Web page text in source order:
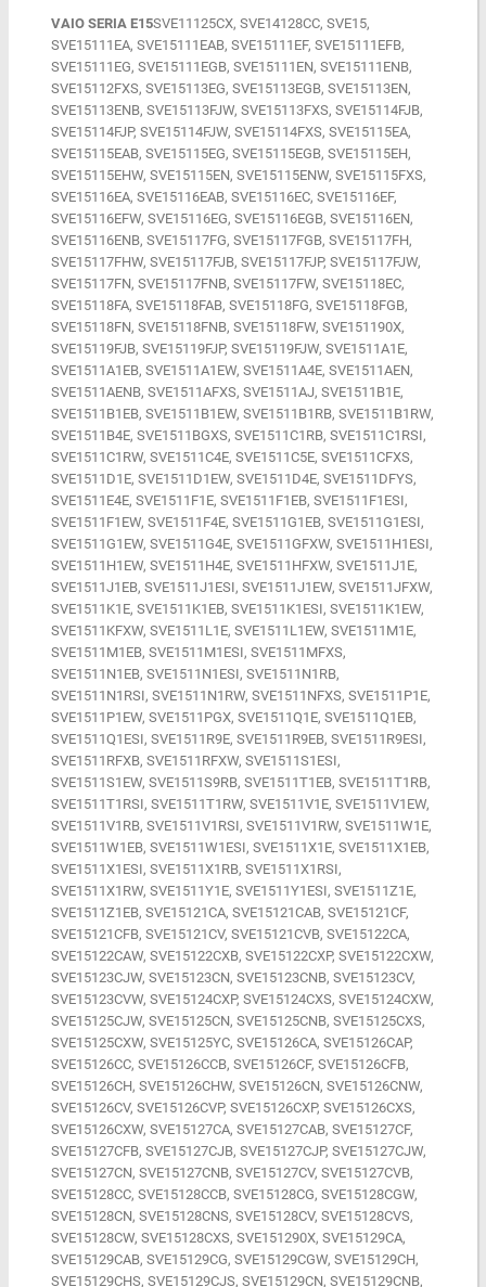
VAIO SERIA E15SVE11125CX, SVE14128CC, SVE15,
SVE15111EA, SVE15111EAB, SVE15111EF, SVE15111EFB,
SVE15111EG, SVE15111EGB, SVE15111EN, SVE15111ENB,
SVE15112FXS, SVE15113EG, SVE15113EGB, SVE15113EN,
SVE15113ENB, SVE15113FJW, SVE15113FXS, SVE15114FJB,
SVE15114FJP, SVE15114FJW, SVE15114FXS, SVE15115EA,
SVE15115EAB, SVE15115EG, SVE15115EGB, SVE15115EH,
SVE15115EHW, SVE15115EN, SVE15115ENW, SVE15115FXS,
SVE15116EA, SVE15116EAB, SVE15116EC, SVE15116EF,
SVE15116EFW, SVE15116EG, SVE15116EGB, SVE15116EN,
SVE15116ENB, SVE15117FG, SVE15117FGB, SVE15117FH,
SVE15117FHW, SVE15117FJB, SVE15117FJP, SVE15117FJW,
SVE15117FN, SVE15117FNB, SVE15117FW, SVE15118EC,
SVE15118FA, SVE15118FAB, SVE15118FG, SVE15118FGB,
SVE15118FN, SVE15118FNB, SVE15118FW, SVE151190X,
SVE15119FJB, SVE15119FJP, SVE15119FJW, SVE1511A1E,
SVE1511A1EB, SVE1511A1EW, SVE1511A4E, SVE1511AEN,
SVE1511AENB, SVE1511AFXS, SVE1511AJ, SVE1511B1E,
SVE1511B1EB, SVE1511B1EW, SVE1511B1RB, SVE1511B1RW,
SVE1511B4E, SVE1511BGXS, SVE1511C1RB, SVE1511C1RSI,
SVE1511C1RW, SVE1511C4E, SVE1511C5E, SVE1511CFXS,
SVE1511D1E, SVE1511D1EW, SVE1511D4E, SVE1511DFYS,
SVE1511E4E, SVE1511F1E, SVE1511F1EB, SVE1511F1ESI,
SVE1511F1EW, SVE1511F4E, SVE1511G1EB, SVE1511G1ESI,
SVE1511G1EW, SVE1511G4E, SVE1511GFXW, SVE1511H1ESI,
SVE1511H1EW, SVE1511H4E, SVE1511HFXW, SVE1511J1E,
SVE1511J1EB, SVE1511J1ESI, SVE1511J1EW, SVE1511JFXW,
SVE1511K1E, SVE1511K1EB, SVE1511K1ESI, SVE1511K1EW,
SVE1511KFXW, SVE1511L1E, SVE1511L1EW, SVE1511M1E,
SVE1511M1EB, SVE1511M1ESI, SVE1511MFXS,
SVE1511N1EB, SVE1511N1ESI, SVE1511N1RB,
SVE1511N1RSI, SVE1511N1RW, SVE1511NFXS, SVE1511P1E,
SVE1511P1EW, SVE1511PGX, SVE1511Q1E, SVE1511Q1EB,
SVE1511Q1ESI, SVE1511R9E, SVE1511R9EB, SVE1511R9ESI,
SVE1511RFXB, SVE1511RFXW, SVE1511S1ESI,
SVE1511S1EW, SVE1511S9RB, SVE1511T1EB, SVE1511T1RB,
SVE1511T1RSI, SVE1511T1RW, SVE1511V1E, SVE1511V1EW,
SVE1511V1RB, SVE1511V1RSI, SVE1511V1RW, SVE1511W1E,
SVE1511W1EB, SVE1511W1ESI, SVE1511X1E, SVE1511X1EB,
SVE1511X1ESI, SVE1511X1RB, SVE1511X1RSI,
SVE1511X1RW, SVE1511Y1E, SVE1511Y1ESI, SVE1511Z1E,
SVE1511Z1EB, SVE15121CA, SVE15121CAB, SVE15121CF,
SVE15121CFB, SVE15121CV, SVE15121CVB, SVE15122CA,
SVE15122CAW, SVE15122CXB, SVE15122CXP, SVE15122CXW,
SVE15123CJW, SVE15123CN, SVE15123CNB, SVE15123CV,
SVE15123CVW, SVE15124CXP, SVE15124CXS, SVE15124CXW,
SVE15125CJW, SVE15125CN, SVE15125CNB, SVE15125CXS,
SVE15125CXW, SVE15125YC, SVE15126CA, SVE15126CAP,
SVE15126CC, SVE15126CCB, SVE15126CF, SVE15126CFB,
SVE15126CH, SVE15126CHW, SVE15126CN, SVE15126CNW,
SVE15126CV, SVE15126CVP, SVE15126CXP, SVE15126CXS,
SVE15126CXW, SVE15127CA, SVE15127CAB, SVE15127CF,
SVE15127CFB, SVE15127CJB, SVE15127CJP, SVE15127CJW,
SVE15127CN, SVE15127CNB, SVE15127CV, SVE15127CVB,
SVE15128CC, SVE15128CCB, SVE15128CG, SVE15128CGW,
SVE15128CN, SVE15128CNS, SVE15128CV, SVE15128CVS,
SVE15128CW, SVE15128CXS, SVE151290X, SVE15129CA,
SVE15129CAB, SVE15129CG, SVE15129CGW, SVE15129CH,
SVE15129CHS, SVE15129CJS, SVE15129CN, SVE15129CNB,